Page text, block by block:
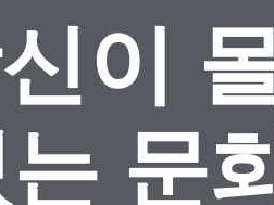
이
문